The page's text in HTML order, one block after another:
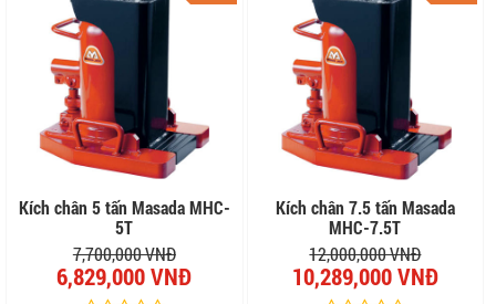
Kích chân 5 tấn Masada MHC-
5T
7,700,000 VNĐ
6,829,000 VNĐ
Kích chân 7.5 tấn Masada
MHC-7.5T
12,000,000 VNĐ
10,289,000 VNĐ